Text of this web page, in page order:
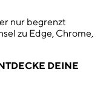
nur begrenzt
zu Edge, Chrome,
DEINE